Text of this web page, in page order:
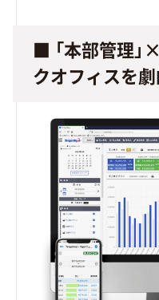
■ 「本部管理」
クオフィスを